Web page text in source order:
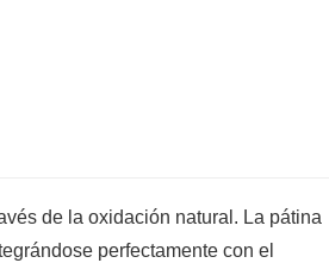
de la oxidación natural. La pátina
perfectamente con el